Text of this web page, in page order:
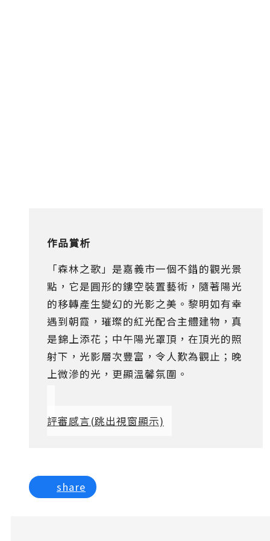
作品賞析
「森林之歌」是嘉義市一個不錯的觀光景
點，它是圓形的鏤空裝置藝術，隨著陽光
的移轉產生變幻的光影之美。黎明如有幸
遇到朝霞，璀璨的紅光配合主體建物，真
是錦上添花；中午陽光罩頂，在頂光的照
射下，光影層次豐富，令人歎為觀止；晚
上微滲的光，更顯溫馨氛圍。
評審感言(跳出視窗顯示)
share